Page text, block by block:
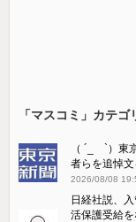
「マスコミ」カテ
（ ´_ゝ`）
者らを追悼文
2026/08/08
日経社説、
活保護受給